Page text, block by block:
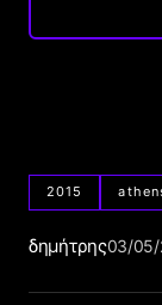
2015
δημήτρης03/05/